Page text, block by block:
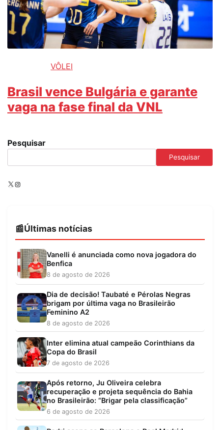
VÔLEI
Brasil vence Bulgária e garante
vaga na fase final da VNL
Pesquisar
Pesquisar
X Instagram
Últimas notícias
Vanelli é anunciada como nova jogadora do
Benfica
8 de agosto de 2026
Dia de decisão! Taubaté e Pérolas Negras
brigam por última vaga no Brasileirão
Feminino A2
8 de agosto de 2026
Inter elimina atual campeão Corinthians da
Copa do Brasil
7 de agosto de 2026
Após retorno, Ju Oliveira celebra
recuperação e projeta sequência do Bahia
no Brasileirão: “Brigar pela classificação”
6 de agosto de 2026